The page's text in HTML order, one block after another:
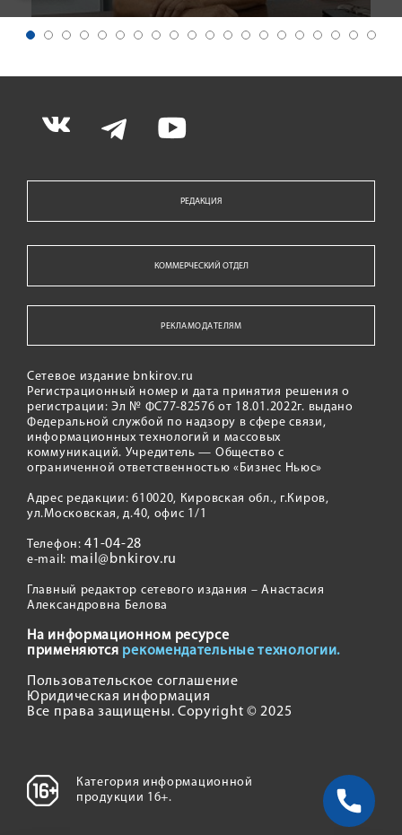
РЕДАКЦИЯ
КОММЕРЧЕСКИЙ ОТДЕЛ
РЕКЛАМОДАТЕЛЯМ
Сетевое издание bnkirov.ru
Регистрационный номер и дата принятия решения о
регистрации: Эл № ФС77-82576 от 18.01.2022г. выдано
Федеральной службой по надзору в сфере связи,
информационных технологий и массовых
коммуникаций. Учредитель — Общество с
ограниченной ответственностью «Бизнес Ньюс»
Адрес редакции: 610020, Кировская обл., г.Киров,
ул.Московская, д.40, офис 1/1
Телефон:41-04-28
e-mail: mail@bnkirov.ru
Главный редактор сетевого издания – Анастасия
Александровна Белова
На информационном ресурсе
применяются рекомендательные технологии.
Пользовательское соглашение
Юридическая информация
Все права защищены. Copyright © 2025
Категория информационной
продукции 16+.